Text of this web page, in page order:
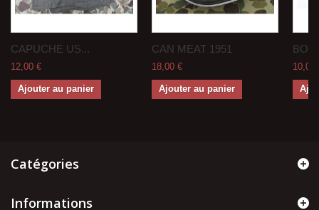
CAPUCHE US...
12,00 €
Ajouter au panier
CAN MEAT 1951
18,00 €
Ajouter au panier
10,00
Catégories
Informations